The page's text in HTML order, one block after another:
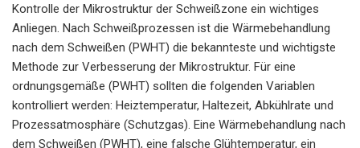
Kontrolle der Mikrostruktur der Schweißzone ein wichtiges
Anliegen. Nach Schweißprozessen ist die Wärmebehandlung
nach dem Schweißen (PWHT) die bekannteste und wichtigste
Methode zur Verbesserung der Mikrostruktur. Für eine
ordnungsgemäße (PWHT) sollten die folgenden Variablen
kontrolliert werden: Heiztemperatur, Haltezeit, Abkühlrate und
Prozessatmosphäre (Schutzgas). Eine Wärmebehandlung nach
dem Schweißen (PWHT), eine falsche Glühtemperatur, ein